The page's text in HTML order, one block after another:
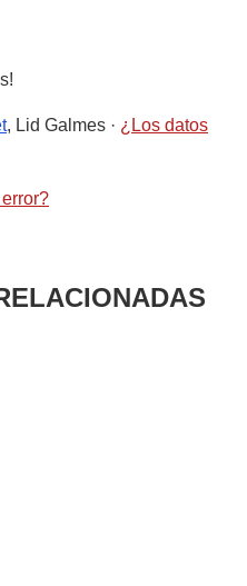
, Lid Galmes · ¿Los datos